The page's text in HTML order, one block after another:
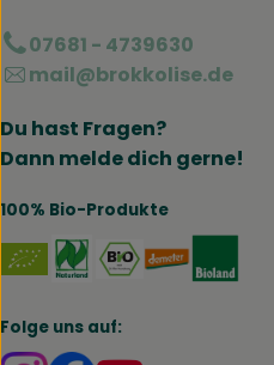
07681 - 4739630
mail@brokkolise.de
Du hast Fragen?
Dann melde dich gerne!
100% Bio-Produkte
Externer Link zu
Externer
Folge uns auf: